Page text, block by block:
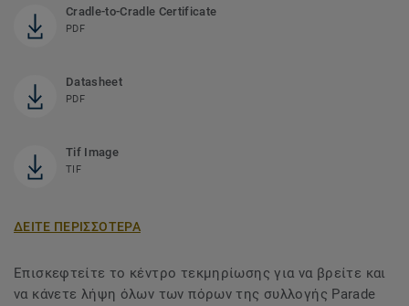
Cradle-to-Cradle Certificate
PDF
Datasheet
PDF
Tif Image
TIF
ΔΕΙΤΕ ΠΕΡΙΣΣΟΤΕΡΑ
Επισκεφτείτε το κέντρο τεκμηρίωσης για να βρείτε και
να κάνετε λήψη όλων των πόρων της συλλογής Parade